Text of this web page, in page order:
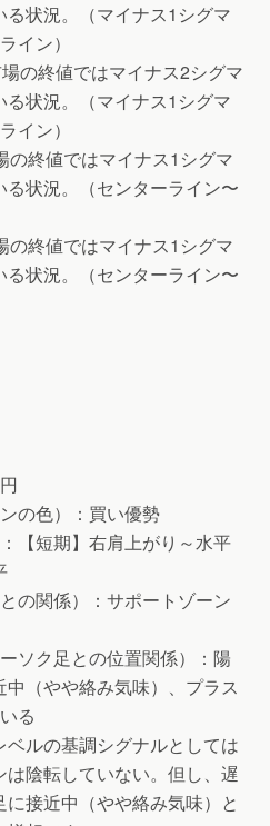
状況。（マイナス1シグマ
イン）
の終値ではマイナス2シグマ
状況。（マイナス1シグマ
イン）
の終値ではマイナス1シグマ
状況。（センターライン〜
の終値ではマイナス1シグマ
状況。（センターライン〜
の色）：買い優勢
【短期】右肩上がり～水平
の関係）：サポートゾーン
ソク足との位置関係）：陽
（やや絡み気味）、プラス
る
ベルの基調シグナルとしては
陰転していない。但し、遅
接近中（やや絡み気味）と